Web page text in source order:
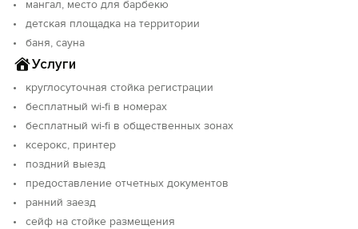
мангал, место для барбекю
детская площадка на территории
баня, сауна
Услуги
круглосуточная стойка регистрации
бесплатный wi-fi в номерах
бесплатный wi-fi в общественных зонах
ксерокс, принтер
поздний выезд
предоставление отчетных документов
ранний заезд
сейф на стойке размещения